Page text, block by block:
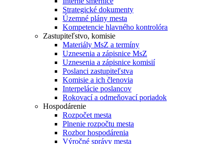
Strategické dokumenty
Územné plány mesta
Kompetencie hlavného kontrolóra
Zastupiteľstvo, komisie
Materiály MsZ a termíny
Uznesenia a zápisnice MsZ
Uznesenia a zápisnice komisií
Poslanci zastupiteľstva
Komisie a ich členovia
Interpelácie poslancov
Rokovací a odmeňovací poriadok
Hospodárenie
Rozpočet mesta
Plnenie rozpočtu mesta
Rozbor hospodárenia
Výročné správy mesta